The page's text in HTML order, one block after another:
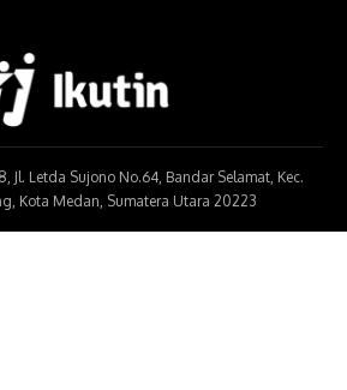
Jl. Letda Sujono No.64, Bandar Selamat, Kec.
Kota Medan, Sumatera Utara 20223